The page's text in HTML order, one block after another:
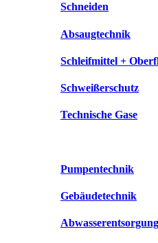
Schneiden
Absaugtechnik
Schleifmittel +
Schweißerschutz
Technische Gase
Pumpentechnik
Gebäudetechnik
Abwasserentsorgung